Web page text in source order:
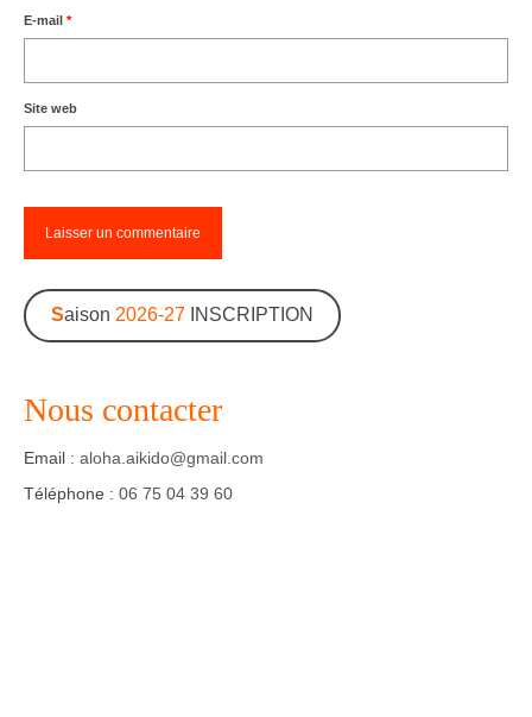
E-mail *
Site web
Saison 2026-27INSCRIPTION
Nous contacter
Email : aloha.aikido@gmail.com
Téléphone : 06 75 04 39 60